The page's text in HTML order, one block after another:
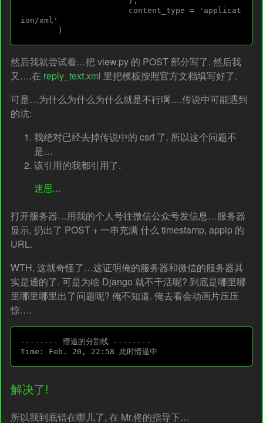
ion/xml'
然后我就尝试着…把 view.py 的 POST 部分写了. 然后我
又….在 reply_text.xml 里把模板按照官方文档填写好了.
可是…为什么为什么为什么就是不行啊….传说中可能遇到
的坑:
我绝对已经去掉传说中的 csrf 了. 所以这个问题不
是…
该引用的我都引用了.
迷思…
打开服务器…用我的个人号往微信公众号发信息…服务器
显示, 扔出了 POST + 一串充满 什么 timestamp, appip 的
URL.
WTH, 这就奇怪了…这证明俺的服务器和微信的服务器其
实是通的了. 可是为啥 Django 就不干活呢? 到底是哪里哪
里哪里哪里出了问题呢? 俺不知道. 俺去看会动画片压压
惊….
-------- 懵逼的分割线 --------
解决了!
所以我到底错在哪儿了, 在 Mr.佟的指导下…